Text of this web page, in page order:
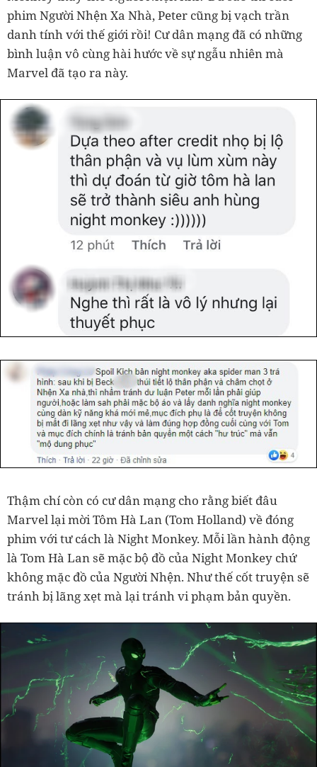
phim Người Nhện Xa Nhà, Peter cũng bị vạch trần
danh tính với thế giới rồi! Cư dân mạng đã có những
bình luận vô cùng hài hước về sự ngẫu nhiên mà
Marvel đã tạo ra này.
Thậm chí còn có cư dân mạng cho rằng biết đâu
Marvel lại mời Tôm Hà Lan (Tom Holland) về đóng
phim với tư cách là Night Monkey. Mỗi lần hành động
là Tom Hà Lan sẽ mặc bộ đồ của Night Monkey chứ
không mặc đồ của Người Nhện. Như thế cốt truyện sẽ
tránh bị lãng xẹt mà lại tránh vi phạm bản quyền.